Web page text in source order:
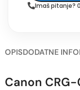
Imaš pitanje?
OPISDODATNE
Canon